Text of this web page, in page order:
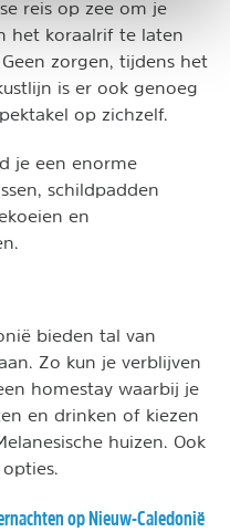
reis op zee om je
het koraalrif te laten
zorgen, tijdens het
is er ook genoeg
op zichzelf.
je een enorme
schildpadden
en
bieden tal van
Zo kun je verblijven
homestay waarbij je
en drinken of kiezen
huizen. Ook
op Nieuw-Caledonië